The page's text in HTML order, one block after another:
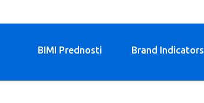
BIMI Prednosti Brand Indicators